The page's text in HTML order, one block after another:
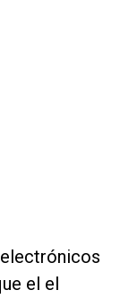
el el